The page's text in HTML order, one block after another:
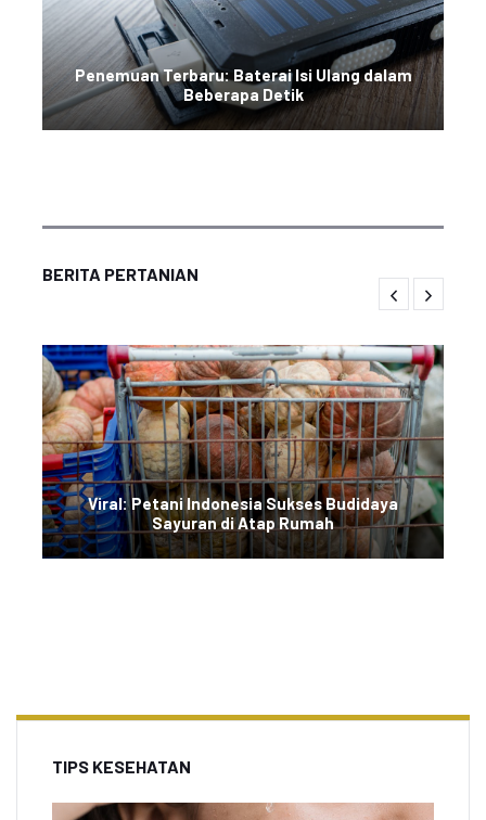
Penemuan Terbaru: Baterai Isi Ulang dalam
Beberapa Detik
BERITA PERTANIAN
Viral: Petani Indonesia Sukses Budidaya
Sayuran di Atap Rumah
TIPS KESEHATAN